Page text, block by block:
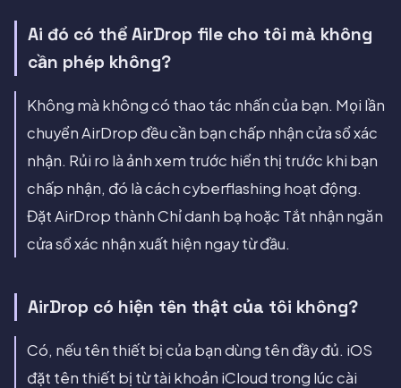
Ai đó có thể AirDrop file cho tôi mà không
cần phép không?
Không mà không có thao tác nhấn của bạn. Mọi lần
chuyển AirDrop đều cần bạn chấp nhận cửa sổ xác
nhận. Rủi ro là ảnh xem trước hiển thị trước khi bạn
chấp nhận, đó là cách cyberflashing hoạt động.
Đặt AirDrop thành Chỉ danh bạ hoặc Tắt nhận ngăn
cửa sổ xác nhận xuất hiện ngay từ đầu.
AirDrop có hiện tên thật của tôi không?
Có, nếu tên thiết bị của bạn dùng tên đầy đủ. iOS
đặt tên thiết bị từ tài khoản iCloud trong lúc cài